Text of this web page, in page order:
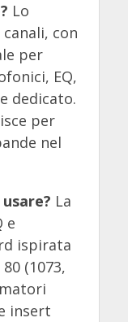
Lo
con
per
EQ,
dedicato.
per
nel
La
e
ispirata
(1073,
insert